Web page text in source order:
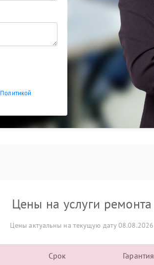
Политикой
Цены на услуги ремонта
Цены актуальны на текущую дату 08.08.2026
Срок Гарантия